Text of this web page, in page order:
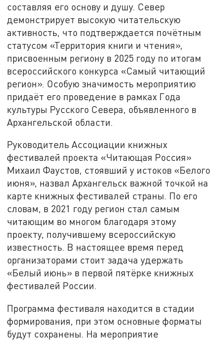
составляя его основу и душу. Север
демонстрирует высокую читательскую
активность, что подтверждается почётным
статусом «Территория книги и чтения»,
присвоенным региону в 2025 году по итогам
всероссийского конкурса «Самый читающий
регион». Особую значимость мероприятию
придаёт его проведение в рамках Года
культуры Русского Севера, объявленного в
Архангельской области.
Руководитель Ассоциации книжных
фестивалей проекта «Читающая Россия»
Михаил Фаустов, стоявший у истоков «Белого
июня», назвал Архангельск важной точкой на
карте книжных фестивалей страны. По его
словам, в 2021 году регион стал самым
читающим во многом благодаря этому
проекту, получившему всероссийскую
известность. В настоящее время перед
организаторами стоит задача удержать
«Белый июнь» в первой пятёрке книжных
фестивалей России.
Программа фестиваля находится в стадии
формирования, при этом основные форматы
будут сохранены. На мероприятие